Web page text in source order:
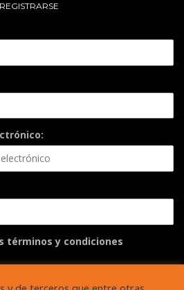
REGISTRARSE
términos y condiciones